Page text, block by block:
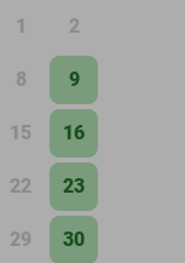
1 2
8 9
15 16
22 23
29 30